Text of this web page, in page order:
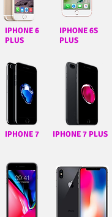
IPHONE 6
PLUS
IPHONE 6S
PLUS
IPHONE 7 IPHONE 7 PLUS